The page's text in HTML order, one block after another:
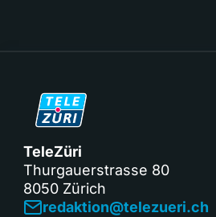
TeleZüri
Thurgauerstrasse 80
8050 Zürich
redaktion@telezueri.ch